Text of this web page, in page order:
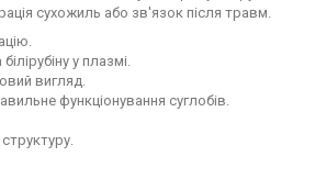
сухожиль або зв'язок після травм.
у плазмі.
вигляд.
функціонування суглобів.